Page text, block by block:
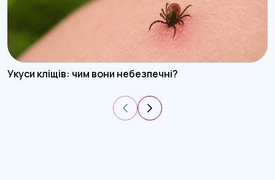
Укуси кліщів: чим вони небезпечні?